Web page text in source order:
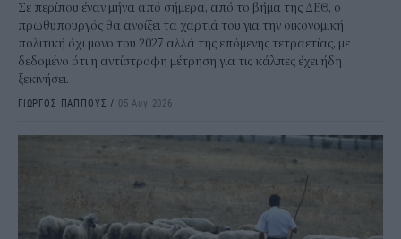
Σε περίπου έναν μήνα από σήμερα, από το βήμα της ΔΕΘ, ο
πρωθυπουργός θα ανοίξει τα χαρτιά του για την οικονομική
πολιτική όχι μόνο του 2027 αλλά της επόμενης τετραετίας, με
δεδομένο ότι η αντίστροφη μέτρηση για τις κάλπες έχει ήδη
ξεκινήσει.
ΓΙΩΡΓΟΣ ΠΑΠΠΟΥΣ / 05 Αυγ 2026